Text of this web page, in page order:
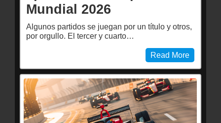
Mundial 2026
Algunos partidos se juegan por un título y otros,
por orgullo. El tercer y cuarto…
Read More